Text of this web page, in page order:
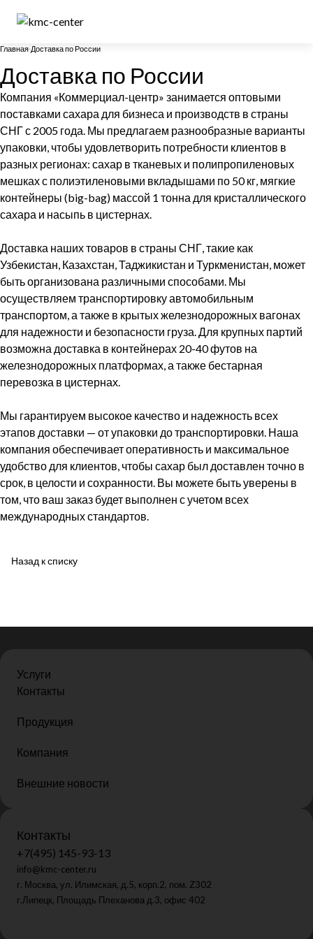
Главная Доставка по России
Доставка по России
Компания «Коммерциал-центр» занимается оптовыми
поставками сахара для бизнеса и производств в страны
СНГ с 2005 года. Мы предлагаем разнообразные варианты
упаковки, чтобы удовлетворить потребности клиентов в
разных регионах: сахар в тканевых и полипропиленовых
мешках с полиэтиленовыми вкладышами по 50 кг, мягкие
контейнеры (big-bag) массой 1 тонна для кристаллического
сахара и насыпь в цистернах.
Доставка наших товаров в страны СНГ, такие как
Узбекистан, Казахстан, Таджикистан и Туркменистан, может
быть организована различными способами. Мы
осуществляем транспортировку автомобильным
транспортом, а также в крытых железнодорожных вагонах
для надежности и безопасности груза. Для крупных партий
возможна доставка в контейнерах 20-40 футов на
железнодорожных платформах, а также бестарная
перевозка в цистернах.
Мы гарантируем высокое качество и надежность всех
этапов доставки — от упаковки до транспортировки. Наша
компания обеспечивает оперативность и максимальное
удобство для клиентов, чтобы сахар был доставлен точно в
срок, в целости и сохранности. Вы можете быть уверены в
том, что ваш заказ будет выполнен с учетом всех
международных стандартов.
Назад к списку
Услуги
Контакты
Продукция
Компания
Внешние новости
Контакты
+7(495) 145-93-13
info@kmc-center.ru
г. Москва, ул. Илимская, д.5, корп.2, пом. Z302
г.Липецк, Площадь Плеханова д.3, офис 402